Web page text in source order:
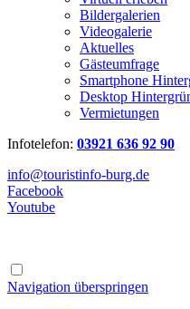
Bildergalerien
Videogalerie
Aktuelles
Gästeumfrage
Smartphone
Desktop
Vermietungen
Infotelefon: 03921 636 92 90
info@touristinfo-burg.de
Facebook
Youtube
Navigation überspringen